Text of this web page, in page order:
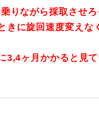
りながら採取させ
きに旋回速度変え
3,4ヶ月かかると見